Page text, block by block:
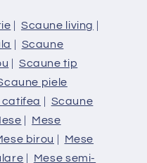
| Scaune living |
| Scaune
| Scaune tip
piele
catifea | Scaune
| Mese
birou | Mese
| Mese semi-